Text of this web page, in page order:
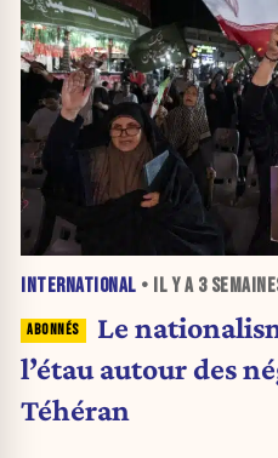
INTERNATIONAL • IL Y A 3
Le
l’étau autour des
Téhéran